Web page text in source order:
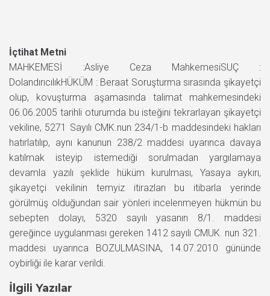
İçtihat Metni
MAHKEMESİ :Asliye Ceza MahkemesiSUÇ :
DolandırıcılıkHÜKÜM : Beraat Soruşturma sırasında şikayetçi
olup, kovuşturma aşamasında talimat mahkemesindeki
06.06.2005 tarihli oturumda bu isteğini tekrarlayan şikayetçi
vekiline, 5271 Sayılı CMK.nun 234/1-b maddesindeki hakları
hatırlatılıp, aynı kanunun 238/2 maddesi uyarınca davaya
katılmak isteyip istemediği sorulmadan yargılamaya
devamla yazılı şeklide hüküm kurulması, Yasaya aykırı,
şikayetçi vekilinin temyiz itirazları bu itibarla yerinde
görülmüş olduğundan sair yönleri incelenmeyen hükmün bu
sebepten dolayı, 5320 sayılı yasanın 8/1. maddesi
gereğince uygulanması gereken 1412 sayılı CMUK. nun 321.
maddesi uyarınca BOZULMASINA, 14.07.2010 gününde
oybirliği ile karar verildi.
İlgili Yazılar